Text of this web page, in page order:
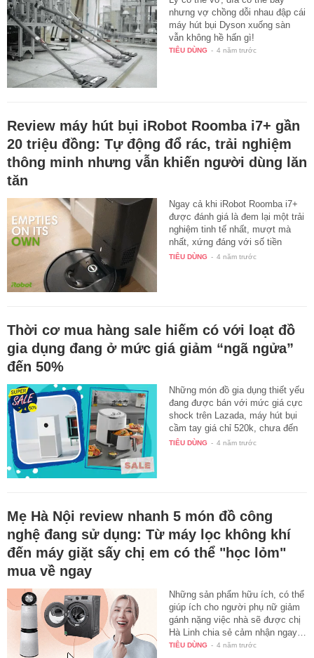
nhưng vợ chồng dỗi nhau đập cái
máy hút bụi Dyson xuống sàn
vẫn không hề hấn gì!
TIÊU DÙNG - 4 năm trước
Review máy hút bụi iRobot Roomba i7+ gần
20 triệu đồng: Tự động đổ rác, trải nghiệm
thông minh nhưng vẫn khiến người dùng lăn
tăn
Ngay cả khi iRobot Roomba i7+
được đánh giá là đem lại một trải
nghiệm tinh tế nhất, mượt mà
nhất, xứng đáng với số tiền
bạn…
TIÊU DÙNG - 4 năm trước
Thời cơ mua hàng sale hiếm có với loạt đồ
gia dụng đang ở mức giá giảm “ngã ngửa”
đến 50%
Những món đồ gia dụng thiết yếu
đang được bán với mức giá cực
shock trên Lazada, máy hút bụi
cầm tay giá chỉ 520k, chưa đến
1…
TIÊU DÙNG - 4 năm trước
Mẹ Hà Nội review nhanh 5 món đồ công
nghệ đang sử dụng: Từ máy lọc không khí
đến máy giặt sấy chị em có thể "học lỏm"
mua về ngay
Những sản phẩm hữu ích, có thể
giúp ích cho người phụ nữ giảm
gánh nặng việc nhà sẽ được chị
Hà Linh chia sẻ cảm nhận ngay…
TIÊU DÙNG - 4 năm trước